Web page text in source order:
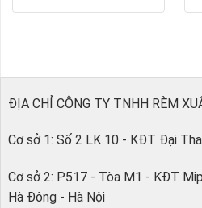
ĐỊA CHỈ CÔNG TY TNHH RÈM
Cơ sở 1: Số 2 LK 10 - KĐT Đại
Cơ sở 2: P517 - Tòa M1 - KĐT
Hà Đông - Hà Nội